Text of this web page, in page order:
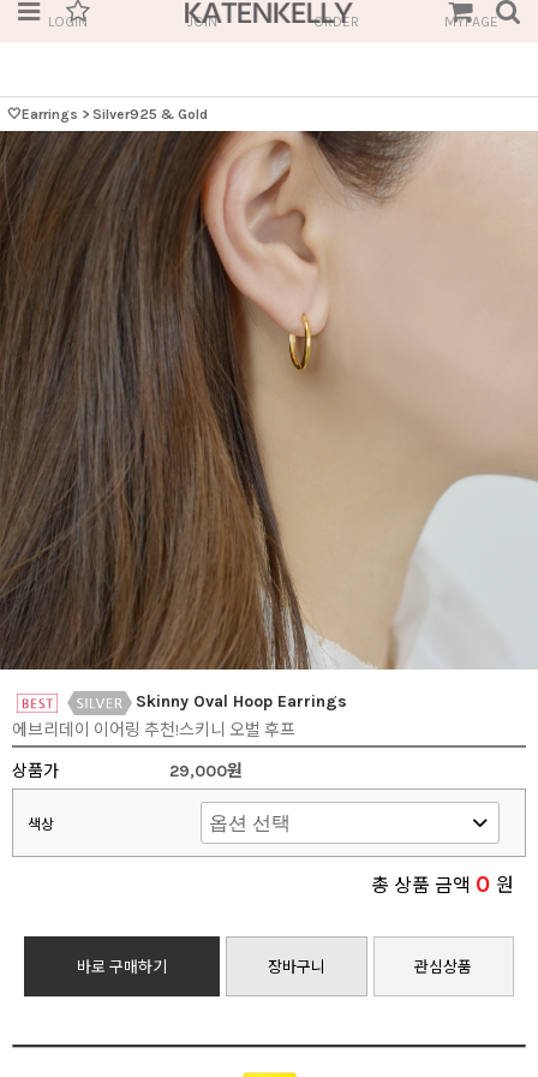
LOGIN JOIN ORDER MYPAGE
🤍Earrings > Silver925 & Gold
Skinny Oval Hoop Earrings
에브리데이 이어링 추천!스키니 오벌 후프
상품가
29,000원
색상
총 상품 금액 0 원
바로 구매하기 장바구니 관심상품